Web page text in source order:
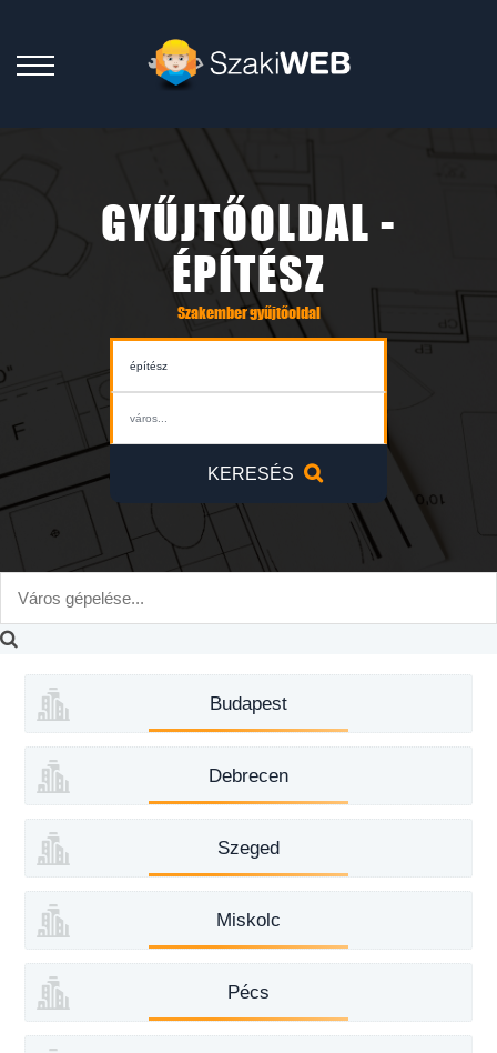
GYŰJTŐOLDAL -
ÉPÍTÉSZ
Szakember gyűjtőoldal
KERESÉS
Budapest
Debrecen
Szeged
Miskolc
Pécs